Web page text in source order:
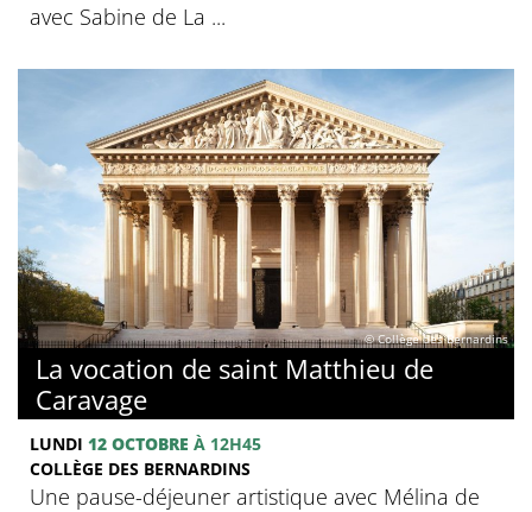
avec Sabine de La ...
© Collège des Bernardins
La vocation de saint Matthieu de
Caravage
LUNDI 12 OCTOBRE À 12H45
COLLÈGE DES BERNARDINS
Une pause-déjeuner artistique avec Mélina de